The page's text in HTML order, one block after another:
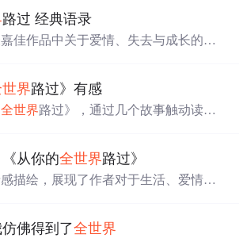
路过 经典语录
佳作品中关于爱情、失去与成长的主
的独特见解。
界路过》有感
全世界路过》，通过几个故事触动读者
苦、表白的情愫、执着的情感、温暖
反思。
《从你的全世界路过》
描绘，展现了作者对于生活、爱情与
佛得到了全世界